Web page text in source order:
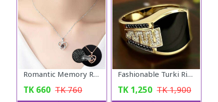
Romantic Memory Rose Heart Projection 100 Language I Love You Necklace for Lover Couples- Rose Gold
TK 660 TK760
Fashionable Turki Ring
TK 1,250 TK1,900